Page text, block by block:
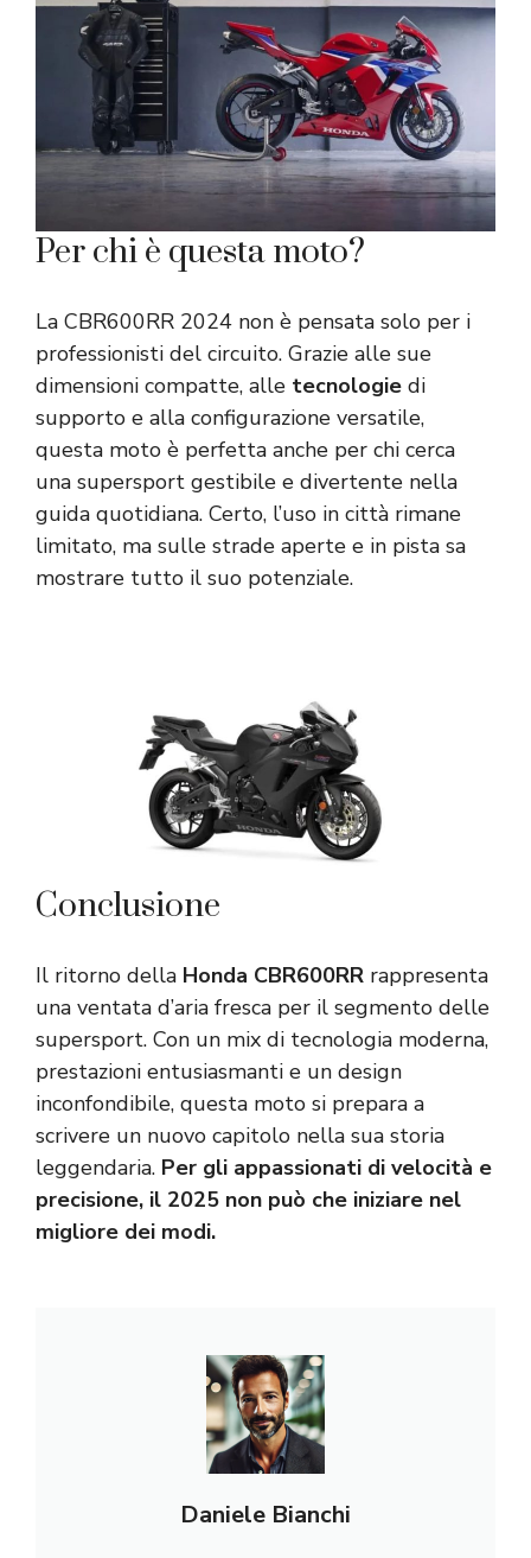
Per chi è questa moto?
La CBR600RR 2024 non è pensata solo per i
professionisti del circuito. Grazie alle sue
dimensioni compatte, alle tecnologie di
supporto e alla configurazione versatile,
questa moto è perfetta anche per chi cerca
una supersport gestibile e divertente nella
guida quotidiana. Certo, l’uso in città rimane
limitato, ma sulle strade aperte e in pista sa
mostrare tutto il suo potenziale.
Conclusione
Il ritorno della Honda CBR600RR rappresenta
una ventata d’aria fresca per il segmento delle
supersport. Con un mix di tecnologia moderna,
prestazioni entusiasmanti e un design
inconfondibile, questa moto si prepara a
scrivere un nuovo capitolo nella sua storia
leggendaria. Per gli appassionati di velocità e
precisione, il 2025 non può che iniziare nel
migliore dei modi.
Daniele Bianchi